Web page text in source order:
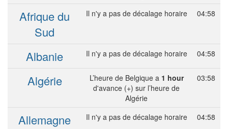
Afrique du
Sud
Il n'y a pas de décalage horaire 04:58
Albanie Il n'y a pas de décalage horaire 04:58
Algérie L’heure de Belgique a 1 hour
d'avance (+) sur l’heure de
Algérie
03:58
Allemagne Il n'y a pas de décalage horaire 04:58